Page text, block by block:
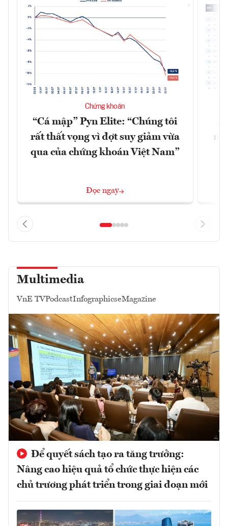
Chứng khoán
“Cá mập” Pyn Elite: “Chúng tôi
rất thất vọng vì đợt suy giảm vừa
qua của chứng khoán Việt Nam”
Đọc ngay
Multimedia
VnE TVPodcastInfographicseMagazine
Để quyết sách tạo ra tăng trưởng:
Nâng cao hiệu quả tổ chức thực hiện các
chủ trương phát triển trong giai đoạn mới